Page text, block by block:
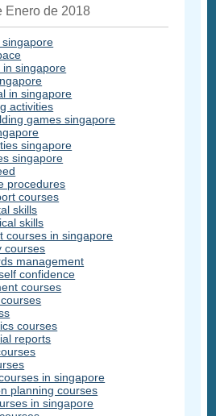
Enero de 2018
singapore
in singapore
activities
games singapore
singapore
singapore
procedures
courses
skills
skills
courses in singapore
courses
management
confidence
courses
courses
reports
in singapore
planning courses
in singapore